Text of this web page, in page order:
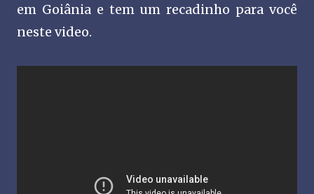
em Goiânia e tem um recadinho para você
neste video.